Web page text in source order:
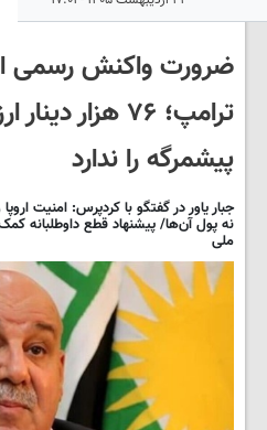
ضرورت واکنش رسمی
ترامپ؛ ۷۶
پیشمرگه را ندارد
نه پول آن‌ها/ پیشنهاد قطع داوطلبانه
ملی